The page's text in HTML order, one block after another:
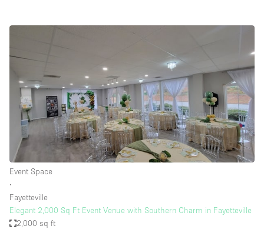
Event Space
∙
Fayetteville
Elegant 2,000 Sq Ft Event Venue with Southern Charm in Fayetteville
2,000 sq ft